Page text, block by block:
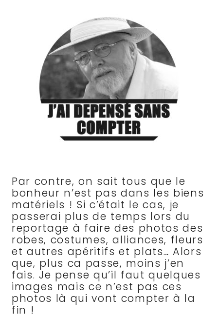
Par contre, on sait tous que le
bonheur n’est pas dans les biens
matériels ! Si c’était le cas, je
passerai plus de temps lors du
reportage à faire des photos des
robes, costumes, alliances, fleurs
et autres apéritifs et plats… Alors
que, plus ca passe, moins j’en
fais. Je pense qu’il faut quelques
images mais ce n’est pas ces
photos là qui vont compter à la
fin !